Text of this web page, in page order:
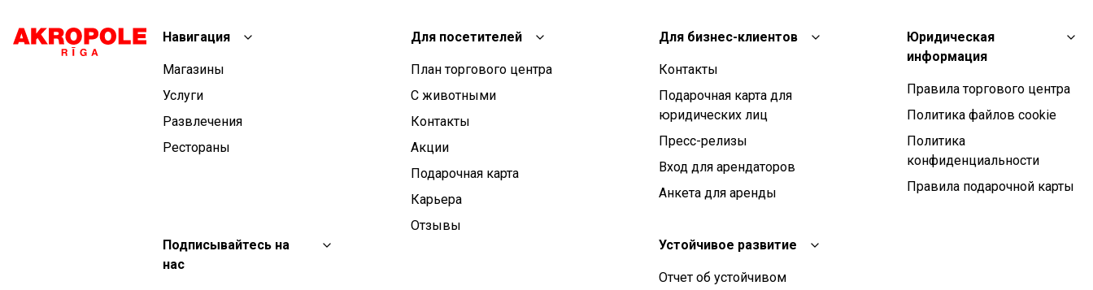
Навигация
Магазины
Услуги
Развлечения
Рестораны
Для посетителей
План торгового центра
С животными
Контакты
Aкции
Подарочная карта
Карьера
Отзывы
Для бизнес-клиентов
Контакты
Подарочная карта для
юридических лиц
Пресс-релизы
Вход для арендаторов
Анкета для аренды
Устойчивое развитие
Отчет об устойчивом
Юридическая
информация
Правила торгового центра
Политика файлов cookie
Политика
конфиденциальности
Правила подарочной карты
Подписывайтесь на
нас